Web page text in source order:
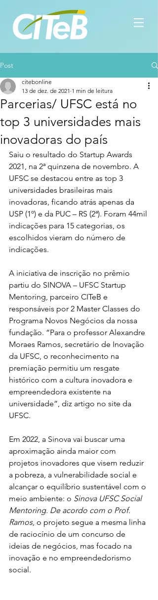
Post
Parcerias/ UFSC está no
top 3 universidades mais
inovadoras do país
citebonline
13 de dez. de 2021 1 min de leitura
Saiu o resultado do Startup Awards
2021, na 2ª quinzena de novembro. A
UFSC se destacou entre as top 3
universidades brasileiras mais
inovadoras, ficando atrás apenas da
USP (1º) e da PUC – RS (2ª). Foram 44mil
indicações para 15 categorias, os
escolhidos vieram do número de
indicações.
A iniciativa de inscrição no prêmio
partiu do SINOVA – UFSC Startup
Mentoring, parceiro CITeB e
responsáveis por 2 Master Classes do
Programa Novos Negócios da nossa
fundação. “Para o professor Alexandre
Moraes Ramos, secretário de Inovação
da UFSC, o reconhecimento na
premiação permitiu um resgate
histórico com a cultura inovadora e
empreendedora existente na
universidade”, diz artigo no site da
UFSC.
Em 2022, a Sinova vai buscar uma
aproximação ainda maior com
projetos inovadores que visem reduzir
a pobreza, a vulnerabilidade social e
alcançar o equilíbrio sustentável com o
meio ambiente: o Sinova UFSC Social
Mentoring. De acordo com o Prof.
Ramos, o projeto segue a mesma linha
de raciocínio de um concurso de
ideias de negócios, mas focado na
inovação e no empreendedorismo
social.